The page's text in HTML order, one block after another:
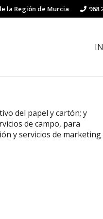
la Región de Murcia 968
del papel y cartón; y
de campo, para
y servicios de marketing